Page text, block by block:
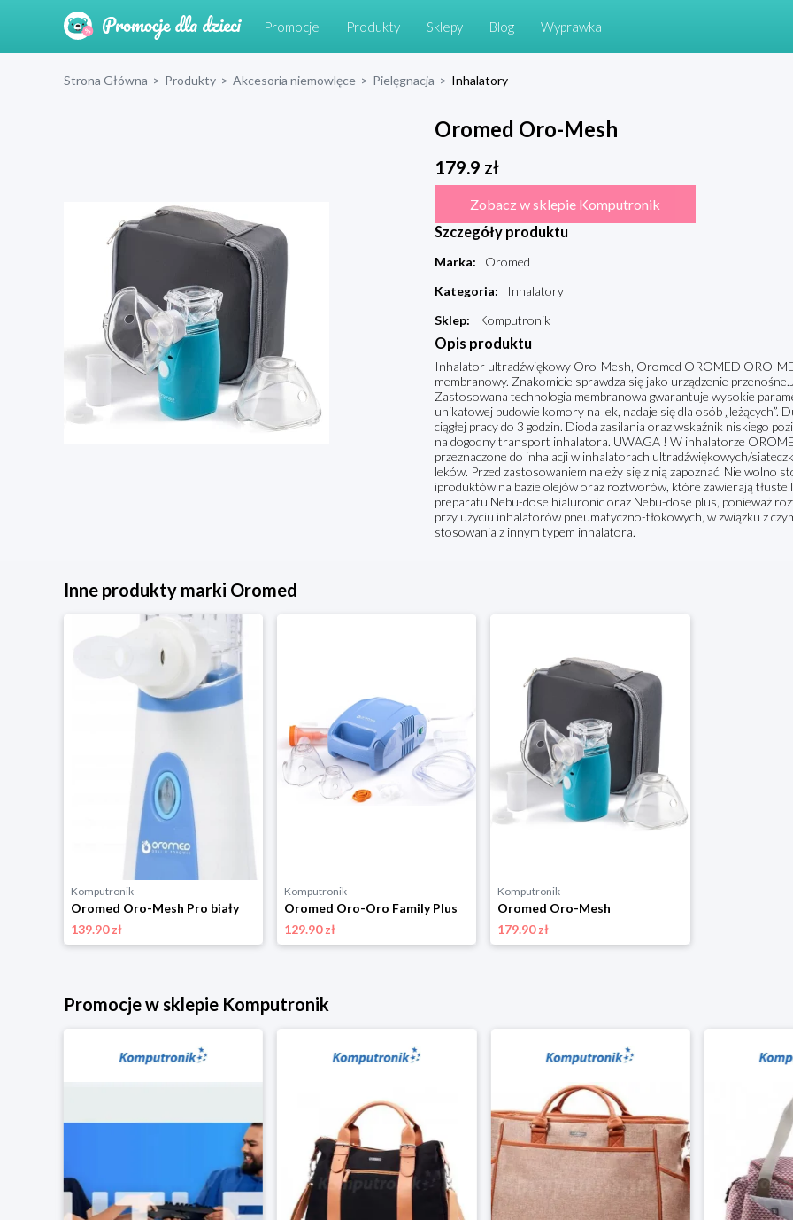
Promocje Produkty Sklepy Blog Wyprawka
Strona Główna > Produkty > Akcesoria niemowlęce > Pielęgnacja > Inhalatory
Oromed Oro-Mesh
179.9 zł
Zobacz w sklepie Komputronik
Szczegóły produktu
Marka:
Oromed
Kategoria:
Inhalatory
Sklep: Komputronik
Opis produktu
Inhalator ultradźwiękowy Oro-Mesh, Oromed OROMED ORO-
membranowy. Znakomicie sprawdza się jako urządzenie
Zastosowana technologia membranowa gwarantuje wysokie
unikatowej budowie komory na lek, nadaje się dla osób „leżących”.
ciągłej pracy do 3 godzin. Dioda zasilania oraz wskaźnik niskiego
na dogodny transport inhalatora. UWAGA ! W inhalatorze
przeznaczone do inhalacji w inhalatorach ultradźwiękowych/
leków. Przed zastosowaniem należy się z nią zapoznać. Nie wolno
iproduktów na bazie olejów oraz roztworów, które zawierają tłuste
preparatu Nebu-dose hialuronic oraz Nebu-dose plus, ponieważ
przy użyciu inhalatorów pneumatyczno-tłokowych, w związku z
stosowania z innym typem inhalatora.
Inne produkty marki Oromed
Komputronik
Oromed Oro-Mesh Pro biały
139.90 zł
Komputronik
Oromed Oro-Oro Family Plus
129.90 zł
Komputronik
Oromed Oro-Mesh
179.90 zł
Promocje w sklepie Komputronik